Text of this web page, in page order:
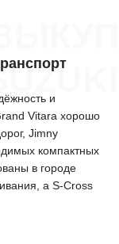
и
Vitara хорошо
Jimny
компактных
в городе
а S-Cross